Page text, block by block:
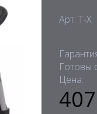
Арт: T-X
Готовы
Цена: